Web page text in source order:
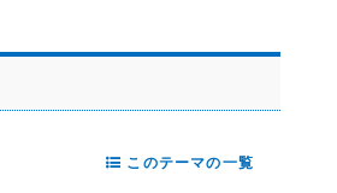
このテーマの一覧